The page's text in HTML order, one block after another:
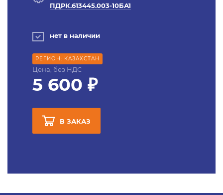
ПДРК.613445.003-10БА1
нет в наличии
РЕГИОН: КАЗАХСТАН
Цена, без НДС
5 600 ₽
В ЗАКАЗ